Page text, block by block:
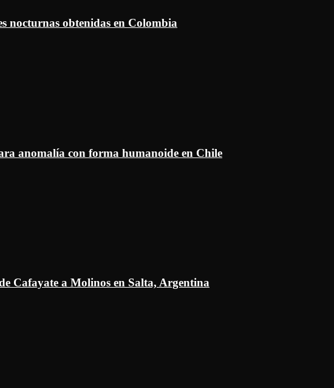
nocturnas obtenidas en Colombia
anomalía con forma humanoide en Chile
Cafayate a Molinos en Salta, Argentina